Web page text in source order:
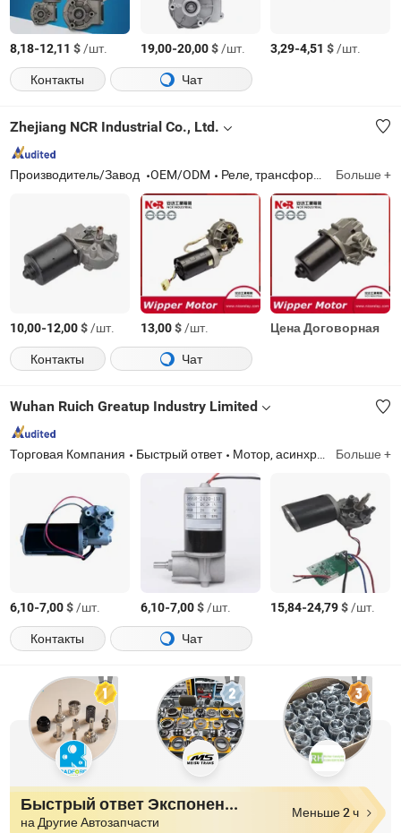
8,18-12,11 $/шт. 19,00-20,00$/шт. 3,29-4,51 $/шт.
Контакты
Чат
Zhejiang NCR Industrial Co., Ltd.
Производитель/Завод OEM/ODM Реле, трансформатор, шунт последовательный Больше +
10,00-12,00$/шт. 13,00$/шт.
Цена Договорная
Контакты
Чат
Wuhan Ruich Greatup Industry Limited
Торговая Компания Быстрый ответ Мотор, асинхронный мотор, постоянный мотор, бесщеточный постоянный мотор, конденсаторный мотор, мотор с теневым полюсом Больше +
6,10-7,00$/шт. 6,10-7,00$/шт. 15,84-24,79$/шт.
Контакты
Чат
Быстрый ответ Экспоненты
на Другие Автозапчасти
Меньше 2 ч